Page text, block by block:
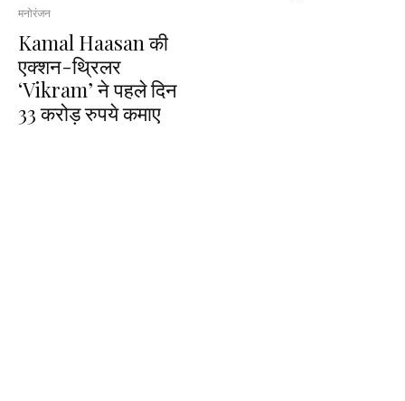
मनोरंजन
Kamal Haasan की
एक्शन-थ्रिलर
‘Vikram’ ने पहले दिन
33 करोड़ रुपये कमाए